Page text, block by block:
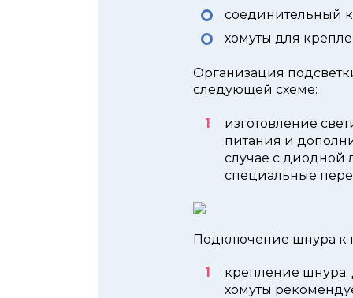
соединительный
хомуты для
Организация
следующей схеме:
изготовление
питания и
случае с диодной
специальные
Подключение шнура к
крепление
хомуты